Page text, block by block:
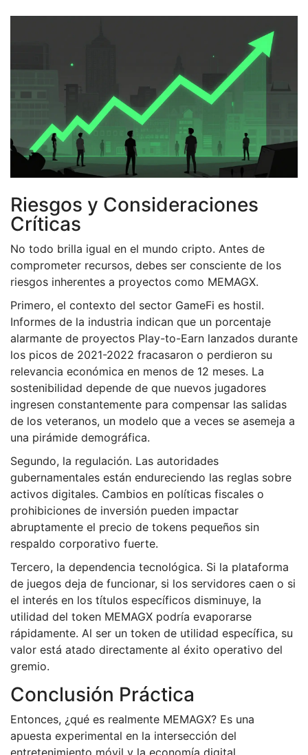
Riesgos y Consideraciones
Críticas
No todo brilla igual en el mundo cripto. Antes de
comprometer recursos, debes ser consciente de los
riesgos inherentes a proyectos como MEMAGX.
Primero, el contexto del sector GameFi es hostil.
Informes de la industria indican que un porcentaje
alarmante de proyectos Play-to-Earn lanzados durante
los picos de 2021-2022 fracasaron o perdieron su
relevancia económica en menos de 12 meses. La
sostenibilidad depende de que nuevos jugadores
ingresen constantemente para compensar las salidas
de los veteranos, un modelo que a veces se asemeja a
una pirámide demográfica.
Segundo, la regulación. Las autoridades
gubernamentales están endureciendo las reglas sobre
activos digitales. Cambios en políticas fiscales o
prohibiciones de inversión pueden impactar
abruptamente el precio de tokens pequeños sin
respaldo corporativo fuerte.
Tercero, la dependencia tecnológica. Si la plataforma
de juegos deja de funcionar, si los servidores caen o si
el interés en los títulos específicos disminuye, la
utilidad del token MEMAGX podría evaporarse
rápidamente. Al ser un token de utilidad específica, su
valor está atado directamente al éxito operativo del
gremio.
Conclusión Práctica
Entonces, ¿qué es realmente MEMAGX? Es una
apuesta experimental en la intersección del